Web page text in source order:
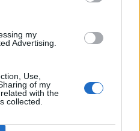
my
Advertising.
Use,
of my
with the
collected.